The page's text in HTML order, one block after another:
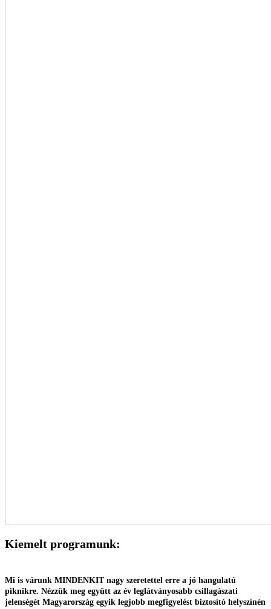
Kiemelt programunk:
Mi is várunk MINDENKIT nagy szeretettel erre a jó hangulatú
piknikre. Nézzük meg együtt az év leglátványosabb csillagászati
jelenségét Magyarország egyik legjobb megfigyelést biztosító helyszínén